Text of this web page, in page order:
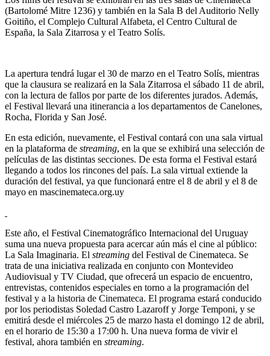
(Bartolomé Mitre 1236) y también en la Sala B del Auditorio Nelly
Goitiño, el Complejo Cultural Alfabeta, el Centro Cultural de
España, la Sala Zitarrosa y el Teatro Solís.
La apertura tendrá lugar el 30 de marzo en el Teatro Solís, mientras
que la clausura se realizará en la Sala Zitarrosa el sábado 11 de abril,
con la lectura de fallos por parte de los diferentes jurados. Además,
el Festival llevará una itinerancia a los departamentos de Canelones,
Rocha, Florida y San José.
En esta edición, nuevamente, el Festival contará con una sala virtual
en la plataforma de streaming, en la que se exhibirá una selección de
películas de las distintas secciones. De esta forma el Festival estará
llegando a todos los rincones del país. La sala virtual extiende la
duración del festival, ya que funcionará entre el 8 de abril y el 8 de
mayo en mascinemateca.org.uy
Este año, el Festival Cinematográfico Internacional del Uruguay
suma una nueva propuesta para acercar aún más el cine al público:
La Sala Imaginaria. El streaming del Festival de Cinemateca. Se
trata de una iniciativa realizada en conjunto con Montevideo
Audiovisual y TV Ciudad, que ofrecerá un espacio de encuentro,
entrevistas, contenidos especiales en torno a la programación del
festival y a la historia de Cinemateca. El programa estará conducido
por los periodistas Soledad Castro Lazaroff y Jorge Temponi, y se
emitirá desde el miércoles 25 de marzo hasta el domingo 12 de abril,
en el horario de 15:30 a 17:00 h. Una nueva forma de vivir el
festival, ahora también en streaming.